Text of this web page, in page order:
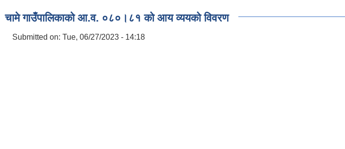
चामे गाउँपालिकाको आ.व. ०८०।८१ को आय व्ययको विवरण
Submitted on: Tue, 06/27/2023 - 14:18